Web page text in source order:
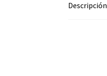
Descripción